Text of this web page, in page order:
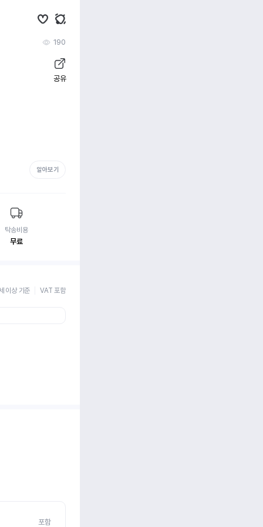
190
공유
알아보기
탁송비용
무료
이상 기준 VAT 포함
포함